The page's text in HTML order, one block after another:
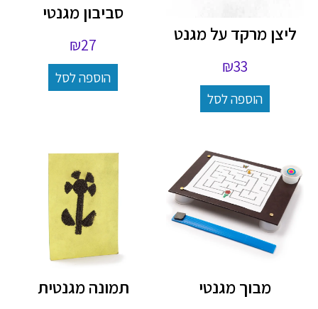
ליצן מרקד על מגנט
₪33
הוספה לסל
סביבון מגנטי
₪27
הוספה לסל
מבוך מגנטי תמונה מגנטית